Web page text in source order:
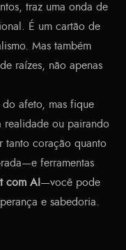
traz uma onda de
É um cartão de
Mas também
raízes, não apenas
do afeto, mas fique
realidade ou pairando
tanto coração quanto
ferramentas
com AI —você pode
e sabedoria.